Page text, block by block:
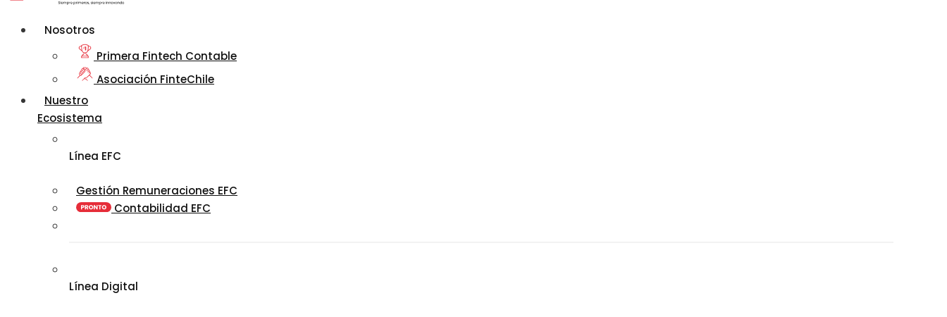
Nosotros
Primera Fintech Contable
Asociación FinteChile
Nuestro
Ecosistema
Línea EFC
Gestión Remuneraciones EFC
Contabilidad EFC
Línea Digital